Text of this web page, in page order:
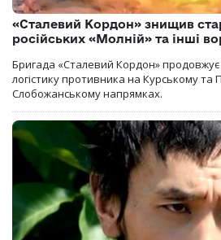
«Сталевий Кордон» знищив
російських «Молній» та інші
Бригада «Сталевий Кордон» продовжує
логістику противника на Курському та
Слобожанському напрямках.